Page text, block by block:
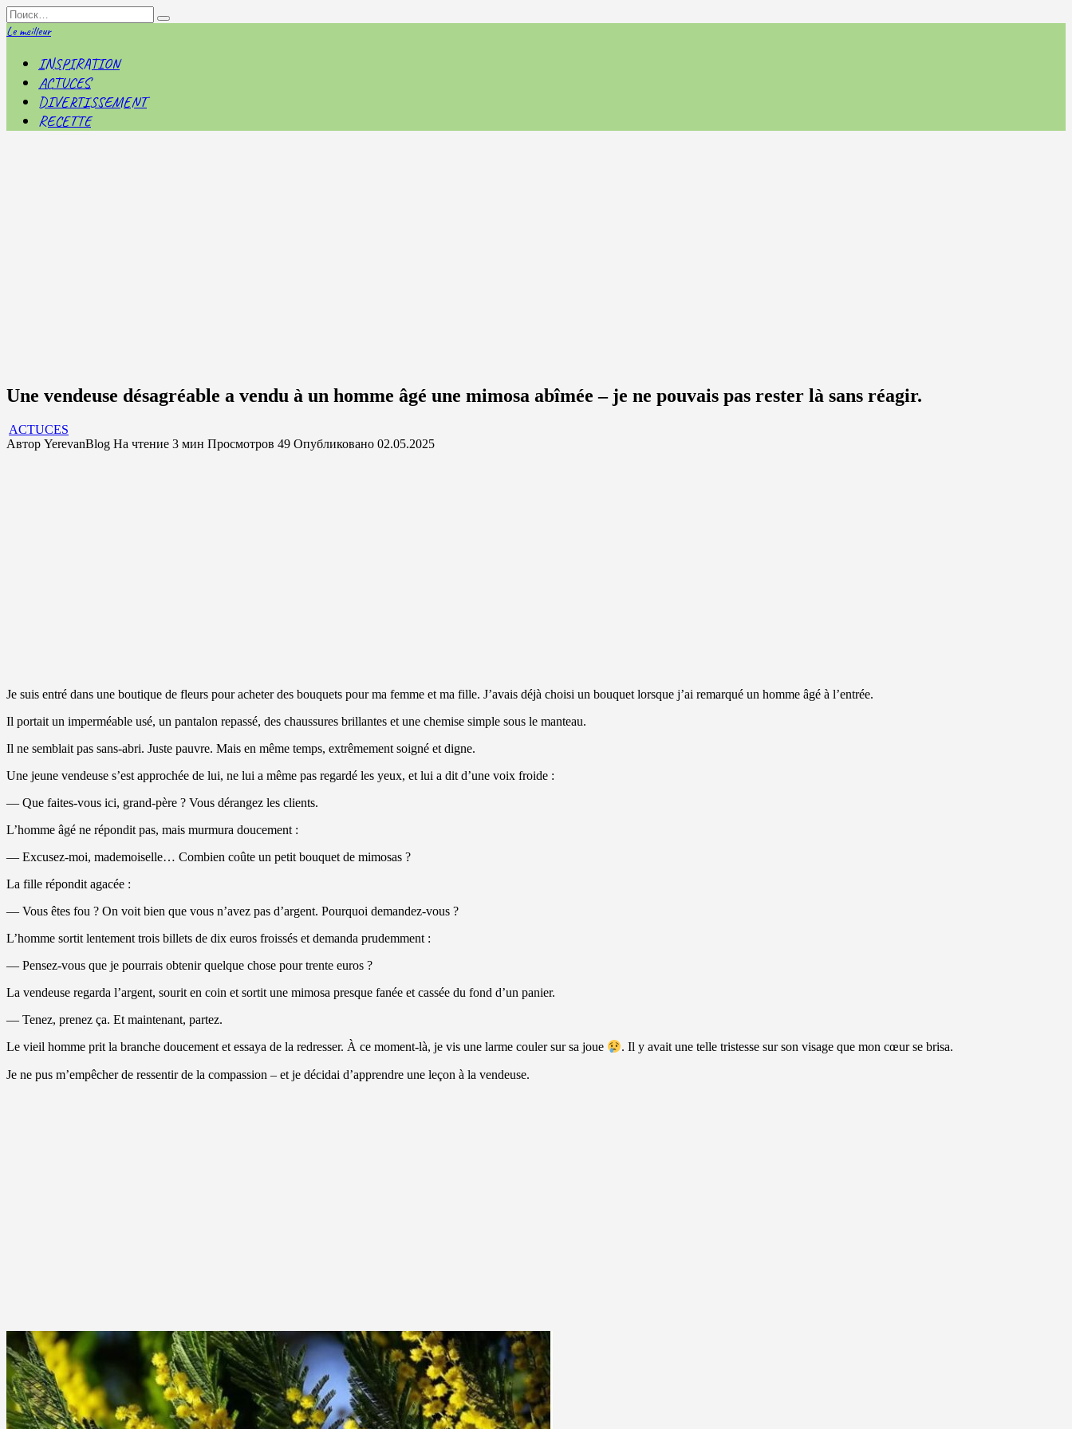
Перейти
к
содержанию
Search
for:
Le meilleur
INSPIRATION
ACTUCES
DIVERTISSEMENT
RECETTE
Une vendeuse désagréable a vendu à un homme âgé une mimosa abîmée – je ne pouvais pas rester là sans réagir.
ACTUCES
Автор YerevanBlog На чтение 3 мин Просмотров 49 Опубликовано 02.05.2025
Je suis entré dans une boutique de fleurs pour acheter des bouquets pour ma femme et ma fille. J’avais déjà choisi un bouquet lorsque j’ai remarqué un homme âgé à l’entrée.
Il portait un imperméable usé, un pantalon repassé, des chaussures brillantes et une chemise simple sous le manteau.
Il ne semblait pas sans-abri. Juste pauvre. Mais en même temps, extrêmement soigné et digne.
Une jeune vendeuse s’est approchée de lui, ne lui a même pas regardé les yeux, et lui a dit d’une voix froide :
— Que faites-vous ici, grand-père ? Vous dérangez les clients.
L’homme âgé ne répondit pas, mais murmura doucement :
— Excusez-moi, mademoiselle… Combien coûte un petit bouquet de mimosas ?
La fille répondit agacée :
— Vous êtes fou ? On voit bien que vous n’avez pas d’argent. Pourquoi demandez-vous ?
L’homme sortit lentement trois billets de dix euros froissés et demanda prudemment :
— Pensez-vous que je pourrais obtenir quelque chose pour trente euros ?
La vendeuse regarda l’argent, sourit en coin et sortit une mimosa presque fanée et cassée du fond d’un panier.
— Tenez, prenez ça. Et maintenant, partez.
Le vieil homme prit la branche doucement et essaya de la redresser. À ce moment-là, je vis une larme couler sur sa joue
. Il y avait une telle tristesse sur son visage que mon cœur se brisa.
Je ne pus m’empêcher de ressentir de la compassion – et je décidai d’apprendre une leçon à la vendeuse.